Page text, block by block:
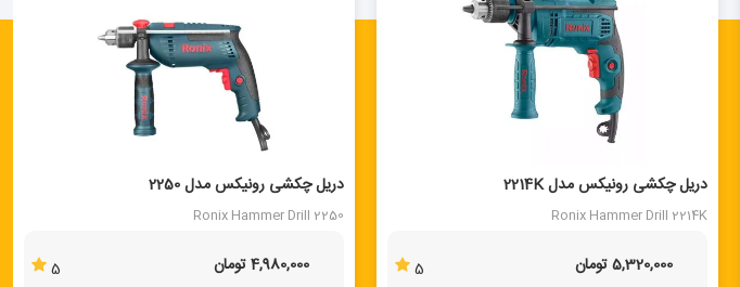
دریل چکشی رونیکس مدل 2214K
Ronix Hammer Drill 2214K
5,320,000 تومان 5
دریل چکشی رونیکس مدل 2250
Ronix Hammer Drill 2250
4,980,000 تومان 5